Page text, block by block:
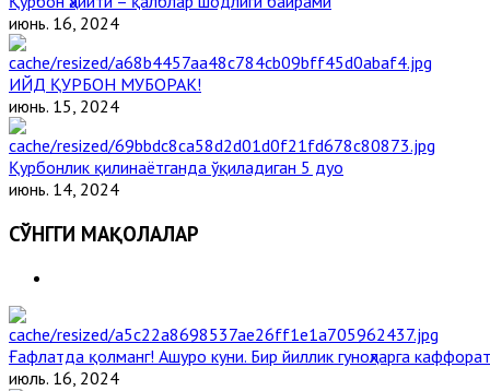
июнь. 16, 2024
ИЙД ҚУРБОН МУБОРАК!
июнь. 15, 2024
Қурбонлик қилинаётганда ўқиладиган 5 дуо
июнь. 14, 2024
СЎНГГИ МАҚОЛАЛАР
Ғафлатда қолманг! Ашуро куни. Бир йиллик гуноҳларга
июль. 16, 2024